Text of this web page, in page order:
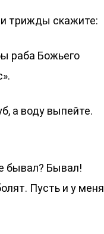
и трижды скажите:
раба Божьего
а воду выпейте.
бывал? Бывал!
Пусть и у меня